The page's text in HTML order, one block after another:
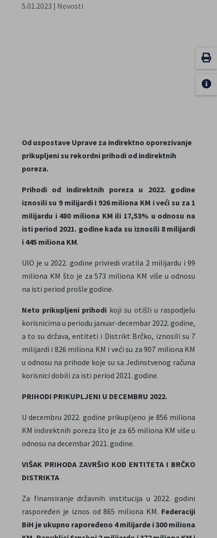
5.01.2023 | Novosti
Od uspostave Uprave za indirektno oporezivanje
prikupljeni su rekordni prihodi od indirektnih
poreza.
Prihodi od indirektnih poreza u 2022. godine
iznosili su 9 milijardi i 926 miliona KM i veći su za 1
milijardu i 480 miliona KM ili 17,53% u odnosu na
isti period 2021. godine kada su iznosili 8 milijardi
i 445 miliona KM.
UIO je u 2022. godine privredi vratila 2 milijardu i 99
miliona KM što je za 573 miliona KM više u odnosu
na isti period prošle godine.
Neto prikupljeni prihodi koji su otišli u raspodjelu
korisnicima u periodu januar-decembar 2022. godine,
a to su država, entiteti i Distrikt Brčko, iznosili su 7
milijardi i 826 miliona KM i veći su za 907 miliona KM
u odnosu na prihode koje su sa Jedinstvenog računa
korisnici dobili za isti period 2021. godine.
PRIHODI PRIKUPLJENI U DECEMBRU 2022.
U decembru 2022. godine prikupljeno je 856 miliona
KM indirektnih poreza što je za 65 miliona KM više u
odnosu na decembar 2021. godine.
VIŠAK PRIHODA ZAVRŠIO KOD ENTITETA I BRČKO
DISTRIKTA
Za finansiranje državnih institucija u 2022. godini
raspoređen je iznos od 865 miliona KM. Federaciji
BiH je ukupno rapoređeno 4 milijarde i 300 miliona